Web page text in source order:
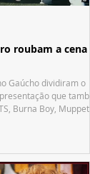
roubam a cena
Gaúcho dividiram o
que
Burna Boy, Muppets,